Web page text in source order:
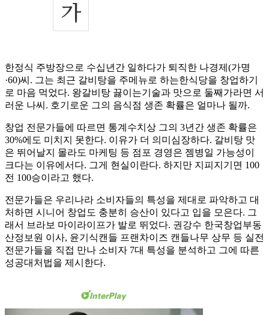
한정식 주방장으로 수십년간 일하다가 퇴직한 나경제(가명
·60)씨. 그는 최근 갈비탕을 주메뉴로 하는한식당을 창업하기
로 마음 먹었다. 왕갈비탕 끓이는기술과 맛으로 둘째가라면 서
러운 나씨. 호기로운 그의 음식점 생존 확률은 얼마나 될까.
창업 전문가들에 따르면 통계수치상 그의 3년간 생존 확률은
30%에도 미치지 못한다. 이유가 더 의미심장하다. 갈비탕 맛
은 뛰어날지 몰라도 마케팅 등 점포 경영은 젬병일 가능성이
크다는 이유에서다. 그게 현실이란다. 하지만 지피지기면 100
전 100승이라고 했다.
전문가들은 우리나라 소비자들의 특성을 제대로 파악하고 대
처하면 시니어 창업도 충분히 승산이 있다고 입을 모은다. 그
래서 브라보 마이라이프가 발로 뛰었다. 권강수 한국창업부동
산정보원 이사, 윤기식캔들 프랜차이즈 캔들나무 상무 등 실전
전문가들을 직접 만나 소비자 7대 특성을 분석하고 그에 따른
성공대처법을 제시한다.